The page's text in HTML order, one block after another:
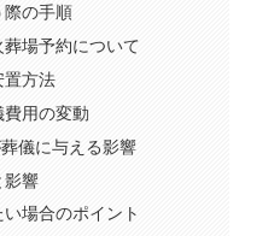
際の手順
場予約について
置方法
用の変動
儀に与える影響
影響
場合のポイント